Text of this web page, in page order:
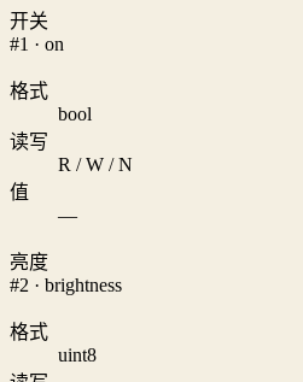
开关
#1 · on
格式
bool
读写
R / W / N
值
—
亮度
#2 · brightness
格式
uint8